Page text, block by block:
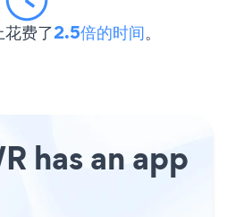
费了2.5倍的时间。
has an app